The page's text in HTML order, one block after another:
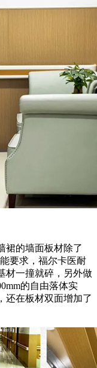
裙的墙面板材除了
要求，福尔卡医耐
材一撞就碎，另外做
的自由落体实
还在板材双面增加了